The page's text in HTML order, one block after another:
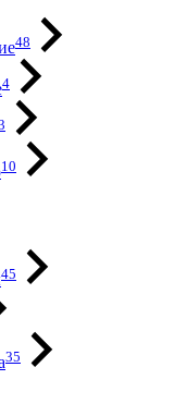
48
4
10
45
35